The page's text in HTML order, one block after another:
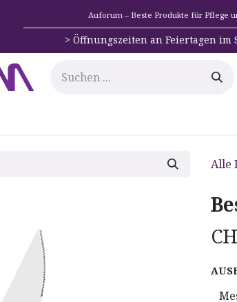
Auforum – Beste Produkte für Pflege
> Öffnungszeiten an Feiertagen im
Alle